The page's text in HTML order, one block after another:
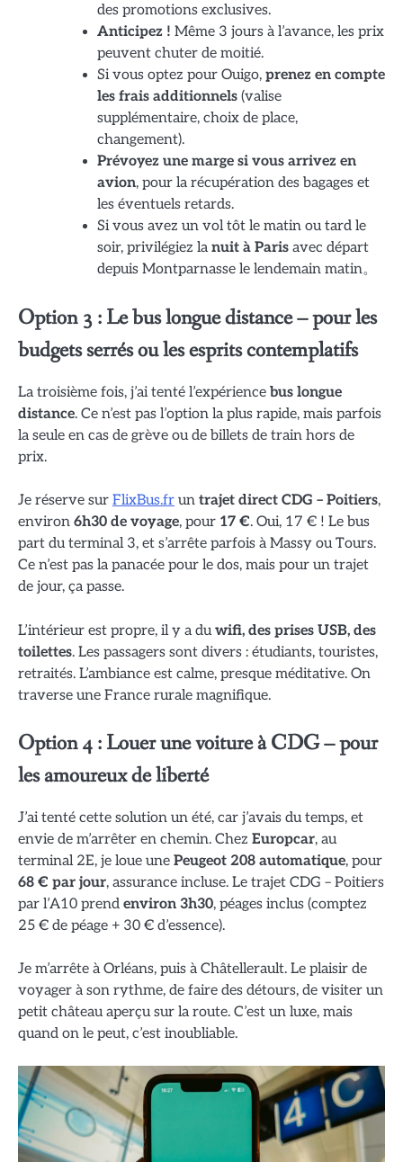
des promotions exclusives.
Anticipez ! Même 3 jours à l’avance, les prix
peuvent chuter de moitié.
Si vous optez pour Ouigo, prenez en compte
les frais additionnels (valise
supplémentaire, choix de place,
changement).
Prévoyez une marge si vous arrivez en
avion, pour la récupération des bagages et
les éventuels retards.
Si vous avez un vol tôt le matin ou tard le
soir, privilégiez la nuit à Paris avec départ
depuis Montparnasse le lendemain matin。
Option 3 : Le bus longue distance – pour les
budgets serrés ou les esprits contemplatifs
La troisième fois, j’ai tenté l’expérience bus longue
distance. Ce n’est pas l’option la plus rapide, mais parfois
la seule en cas de grève ou de billets de train hors de
prix.
Je réserve sur FlixBus.fr un trajet direct CDG – Poitiers,
environ 6h30 de voyage, pour 17 €. Oui, 17 € ! Le bus
part du terminal 3, et s’arrête parfois à Massy ou Tours.
Ce n’est pas la panacée pour le dos, mais pour un trajet
de jour, ça passe.
L’intérieur est propre, il y a duwifi, des prises USB, des
toilettes. Les passagers sont divers : étudiants, touristes,
retraités. L’ambiance est calme, presque méditative. On
traverse une France rurale magnifique.
Option 4 : Louer une voiture à CDG – pour
les amoureux de liberté
J’ai tenté cette solution un été, car j’avais du temps, et
envie de m’arrêter en chemin. Chez Europcar, au
terminal 2E, je loue une Peugeot 208 automatique, pour
68 € par jour, assurance incluse. Le trajet CDG – Poitiers
par l’A10 prend environ 3h30, péages inclus (comptez
25 € de péage + 30 € d’essence).
Je m’arrête à Orléans, puis à Châtellerault. Le plaisir de
voyager à son rythme, de faire des détours, de visiter un
petit château aperçu sur la route. C’est un luxe, mais
quand on le peut, c’est inoubliable.